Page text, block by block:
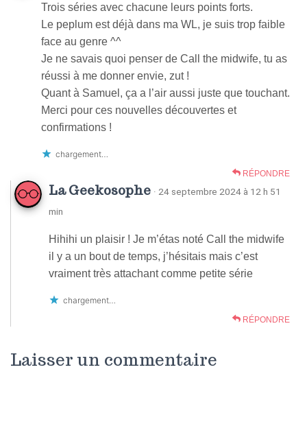
Trois séries avec chacune leurs points forts.
Le peplum est déjà dans ma WL, je suis trop faible
face au genre ^^
Je ne savais quoi penser de Call the midwife, tu as
réussi à me donner envie, zut !
Quant à Samuel, ça a l’air aussi juste que touchant.
Merci pour ces nouvelles découvertes et
confirmations !
chargement…
RÉPONDRE
La Geekosophe · 24 septembre 2024 à 12 h 51
min
Hihihi un plaisir ! Je m’étas noté Call the midwife
il y a un bout de temps, j’hésitais mais c’est
vraiment très attachant comme petite série
chargement…
RÉPONDRE
Laisser un commentaire